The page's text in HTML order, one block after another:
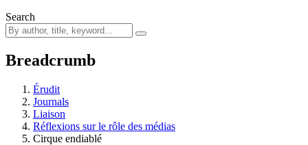
Search
Breadcrumb
Érudit
Journals
Liaison
Réflexions sur le rôle des médias
Cirque endiablé